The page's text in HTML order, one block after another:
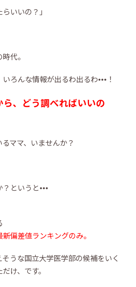
いいの？」
代。
ろんな情報が出るわ出るわ•••！
ら、どう調べればいいの
ママ、いませんか？
というと•••
偏差値ランキングのみ。
うな国立大学医学部の候補をいく
け、です。